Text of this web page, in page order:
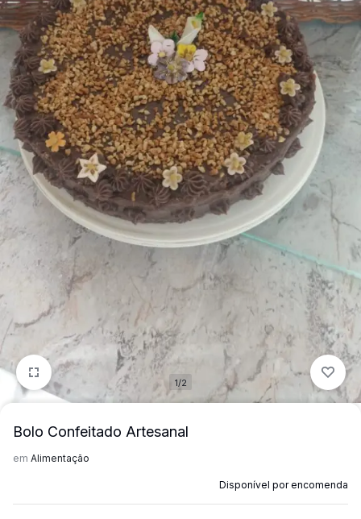
mais
precisa!
1/2
Bolo Confeitado Artesanal
em Alimentação
Disponível por encomenda